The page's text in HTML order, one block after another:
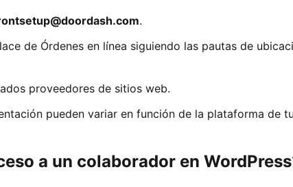
.
de Órdenes en línea siguiendo las pautas de
proveedores de sitios web.
pueden variar en función de la plataforma de
a un colaborador en